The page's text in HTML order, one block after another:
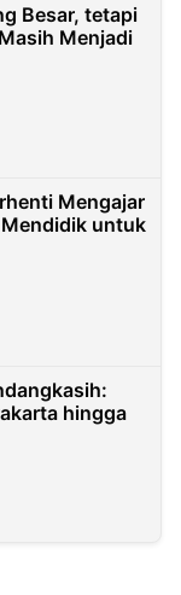
Besar, tetapi
Menjadi
Mengajar
untuk
hingga